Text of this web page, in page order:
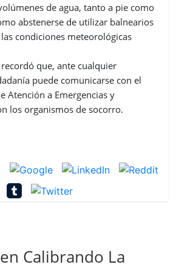
de agua, tanto a pie como
abstenerse de utilizar balnearios
condiciones meteorológicas
que, ante cualquier
puede comunicarse con el
Atención a Emergencias y
los organismos de socorro.
Calibrando La